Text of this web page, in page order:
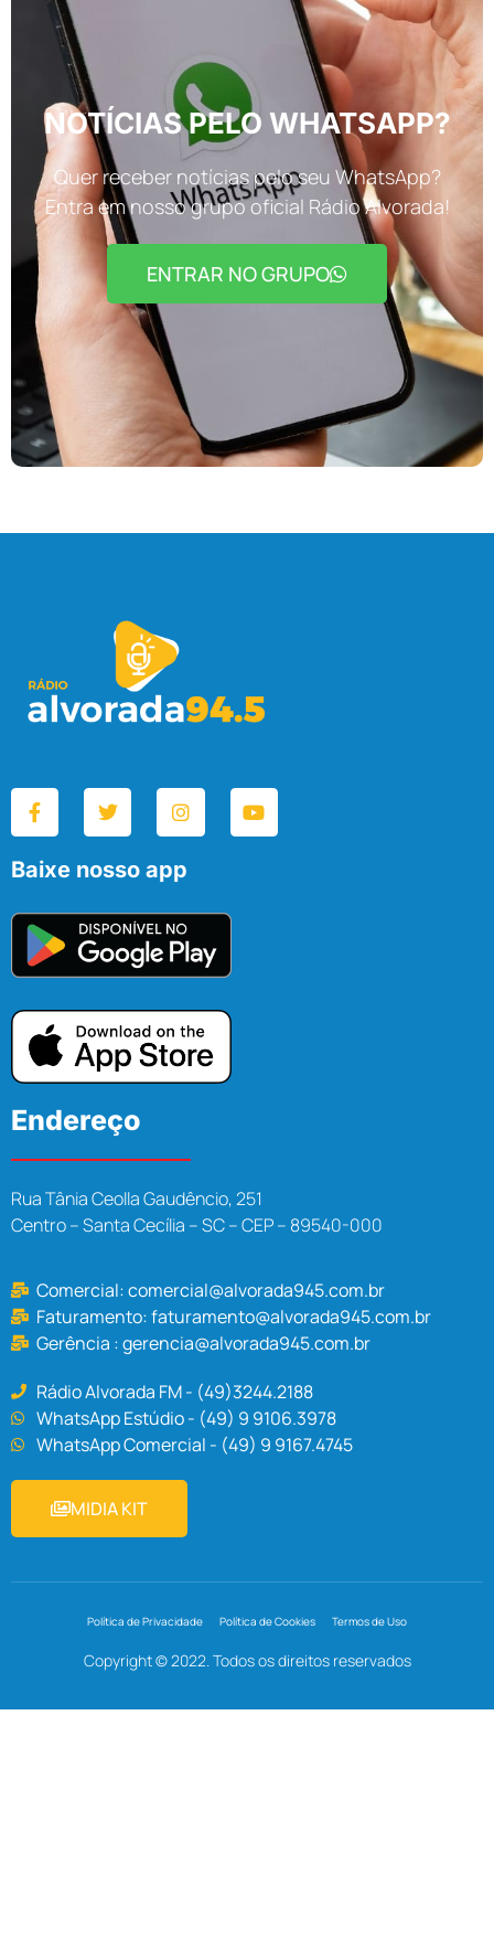
NOTÍCIAS PELO WHATSAPP?
Quer receber notícias pelo seu WhatsApp?
Entra em nosso grupo oficial Rádio Alvorada!
ENTRAR NO GRUPO
Baixe nosso app
Endereço
Rua Tânia Ceolla Gaudêncio, 251
Centro – Santa Cecília – SC – CEP – 89540-000
Comercial:comercial@alvorada945.com.br
Faturamento:faturamento@alvorada945.com.br
Gerência :gerencia@alvorada945.com.br
Rádio Alvorada FM - (49)3244.2188
WhatsApp Estúdio - (49) 9 9106.3978
WhatsApp Comercial - (49) 9 9167.4745
MIDIA KIT
Política de Privacidade Política de Cookies Termos de Uso
Copyright © 2022. Todos os direitos reservados